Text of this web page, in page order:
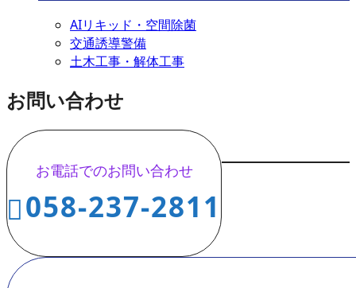
AIリキッド・空間除菌
交通誘導警備
土木工事・解体工事
お問い合わせ
お電話でのお問い合わせ
058-237-2811